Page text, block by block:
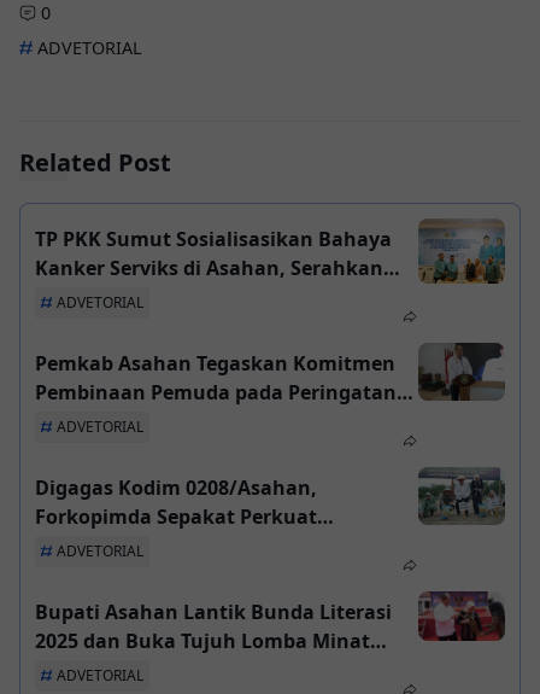
0
ADVETORIAL
Related Post
TP PKK Sumut Sosialisasikan Bahaya
Kanker Serviks di Asahan, Serahkan
Bantuan Perlengkapan IVA Test
ADVETORIAL
Pemkab Asahan Tegaskan Komitmen
Pembinaan Pemuda pada Peringatan
Bulan Bakti Karang Taruna ke-65
ADVETORIAL
Digagas Kodim 0208/Asahan,
Forkopimda Sepakat Perkuat
Ketahanan Pangan Lewat Gerakan
ADVETORIAL
Bupati Asahan Lantik Bunda Literasi
2025 dan Buka Tujuh Lomba Minat
Baca
ADVETORIAL